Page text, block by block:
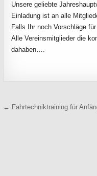
Unsere geliebte
Einladung ist an alle
Falls Ihr noch Vorschläge
Alle Vereinsmitglieder die
dahaben….
← Fahrtechniktraining für